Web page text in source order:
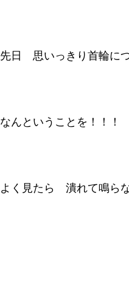
先日　思いっきり首輪に
なんということを！！！
よく見たら　潰れて鳴ら